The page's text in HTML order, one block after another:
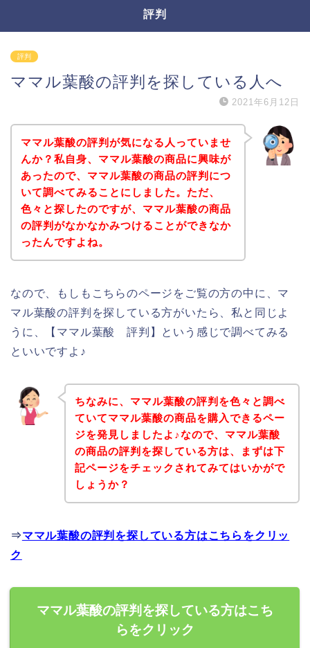
評判
評判
ママル葉酸の評判を探している人へ
2021年6月12日
ママル葉酸の評判が気になる人っていませ
んか？私自身、ママル葉酸の商品に興味が
あったので、ママル葉酸の商品の評判につ
いて調べてみることにしました。ただ、
色々と探したのですが、ママル葉酸の商品
の評判がなかなかみつけることができなか
ったんですよね。
なので、もしもこちらのページをご覧の方の中に、マ
マル葉酸の評判を探している方がいたら、私と同じよ
うに、【ママル葉酸 評判】という感じで調べてみる
といいですよ♪
ちなみに、ママル葉酸の評判を色々と調べ
ていてママル葉酸の商品を購入できるペー
ジを発見しましたよ♪なので、ママル葉酸
の商品の評判を探している方は、まずは下
記ページをチェックされてみてはいかがで
しょうか？
⇒ママル葉酸の評判を探している方はこちらをクリッ
ク
ママル葉酸の評判を探している方はこち
らをクリック